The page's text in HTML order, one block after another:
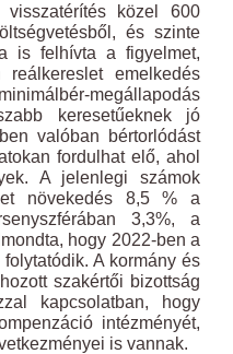
közel 600
és szinte
is felhívta a figyelmet,
emelkedés
megállapodás
keresetűeknek jó
valóban bértorlódást
fordulhat elő, ahol
A jelenlegi számok
növekedés 8,5 % a
3,3%, a
hogy 2022-ben a
A kormány és
szakértői bizottság
kapcsolatban, hogy
intézményét,
is vannak.